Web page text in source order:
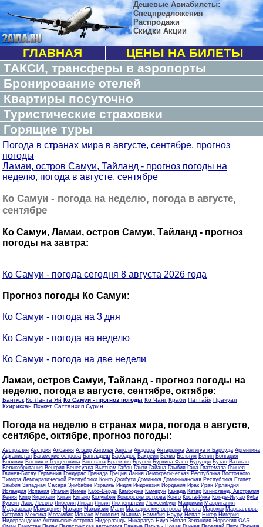
Дешевые Авиабилеты:
Спецпредложения
Распродажи
Скидки Акции
ГЛАВНАЯ
ЦЕНЫ НА БИЛЕТЫ
ТАКСИ, трансферы в аэропорты
Бронирование отелей
Квартиры посуточно
Туристические страховки
Горящие туры
Погода в странах мира в августе, сентябре, прогноз
погоды
Ламаи, остров Самуи, Тайланд - прогноз погоды на
неделю, погода в августе, сентябре
Ко Самуи - погода на неделю, погода в августе,
сентябре
Ко Самуи, Ламаи, остров Самуи, Тайланд - прогноз
погоды на завтра:
Ко Самуи - погода сегодня 8 августа 2026 года
Прогноз погоды Ко Самуи:
Ко Самуи - погода на 3 дня
Ко Самуи - погода на неделю
Ко Самуи - погода на две недели
Ламаи, остров Самуи, Тайланд - прогноз погоды на
неделю, погода в августе, сентябре, октябре:
Бангкок Ко Ланта Яй Ко Самуи - прогноз погоды Ко Чанг Краби Паттайя Прачуап
Кхирикхан Пхукет Саттанхип Сурин
Погода на неделю в странах мира, погода в августе,
сентябре, октябре, прогноз погоды:
Австралия Австрия Албания Алжир Ангилья Ангола Андорра Антарктика Антигуа и Барбуда Аргентина
Афганистан Багамские острова Бангладеш Барбадос Бахрейн Белиз Бельгия Бенин Болгария
Боливия Босния и Герцеговина Ботсвана Бразилия Бруней Буркина-Фасо Бурунди Бутан Ватикан
Великобритания Венгрия Венесуэла Вьетнам Габон Гаити Гайана Гамбия Гана Гватемала Гвинея
Гвинея-Бисау Германия Гондурас Гренада Греция Дания Демократическая Республика Восточного
Тимора Демократической Республики Конго Джибути Доминика Доминиканская Республика Египет
Замбия Западная Сахара Зимбабве Израиль Индия Индонезия Иордания Ирак Иран Ирландия
Исландия Испания Италия Йемен Кабо-Верде Камбоджа Камерун Канада Катар Квинсленд, Австралия
Кения Кипр Кирибати Китай Китайр Колумбия Коморские острова Конго Коста-Рика Кот-де-Ивуар Куба
Кувейт Лаос Лесото Либерия Ливан Ливия Лихтенштейн Люксембург Маврикий Мавритания
Мадагаскар Македония Малави Малайзия Мали Мальдивские острова Мальта Марокко Маршалловы
Острова Мексика Мозамбик Монако Монголия Мьянма Намибия Науру Непал Нигер Нигерия
Нидерландские Антильские острова Нидерланды Никарагуа Ниуэ Новая Зеландия Норвегия ОАЭ